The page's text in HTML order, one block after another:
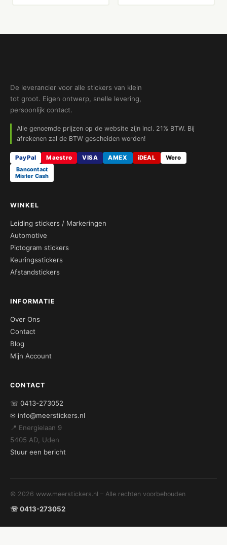
De leverancier voor alle stickers van klein
tot groot. Eigen ontwerp, snelle levering,
persoonlijk contact.
Alle genoemde prijzen op de website zijn incl. 21% BTW. Bij
afrekenen zal de BTW gescheiden worden!
PayPal Maestro VISA AMEX iDEAL
Wero
Bancontact
Mister Cash
WINKEL
Leiding stickers / Markeringen
Automotive
Pictogram stickers
Keuringsstickers
Afstandstickers
INFORMATIE
Over Ons
Contact
Blog
Mijn Account
CONTACT
☏ 0413-273052
✉ info@meerstickers.nl
📍 Energielaan 9
5405 AD, Uden
Stuur een bericht
© 2026 www.meerstickers.nl – Alle rechten voorbehouden
☏ 0413-273052